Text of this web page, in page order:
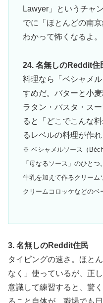
Lawyer」というチャ
でに「ほとんどの南
わかって怖くなるよ。
24. 名無しのReddit住
料理なら「ベシャメ
すめだ。バターと小
ラタン・パスタ・ス
ると「どこでこんな
るレベルの料理が作れ
※ ベシャメルソース（
「母なるソース」のひと
牛乳を加えて作るクリーム
クリームコロッケなどのベ
3. 名無しのReddit住民
タイピングの速さ。ほと
なく」使っているが、正
意識して練習すると、驚
ること自体が、職場でも